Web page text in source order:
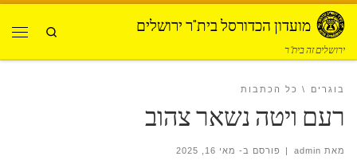
מועדון הכדורסל בית"ר ירושלים
ירושלים זה בית"ר
Search
בוגרים כל הכתבות
רעם ויטה נשאר צהוב
מאת admin
| פורסם ב- מאי 16, 2025